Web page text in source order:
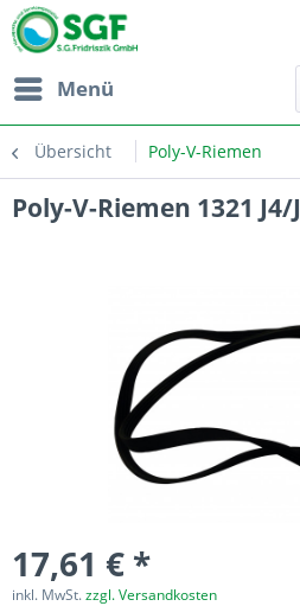
Menü
Übersicht Poly-V-Riemen
Poly-V-Riemen 1321 J4/
17,61 € *
inkl. MwSt.zzgl. Versandkosten